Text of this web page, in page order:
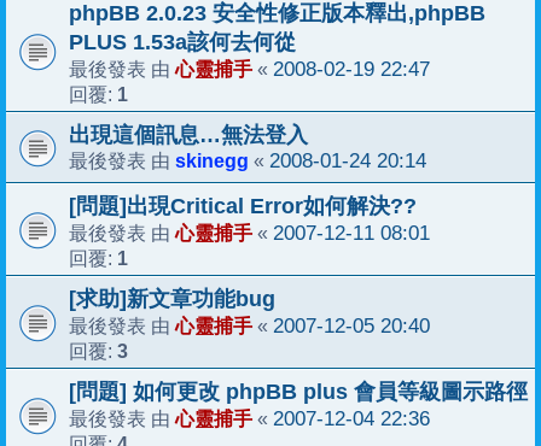
phpBB 2.0.23 安全性修正版本釋出,phpBB
PLUS 1.53a該何去何從
最後發表 由心靈捕手 « 2008-02-19 22:47
回覆: 1
出現這個訊息…無法登入
最後發表 由 skinegg « 2008-01-24 20:14
[問題]出現Critical Error如何解決??
最後發表 由心靈捕手 « 2007-12-11 08:01
回覆: 1
[求助]新文章功能bug
最後發表 由心靈捕手 « 2007-12-05 20:40
回覆: 3
[問題] 如何更改 phpBB plus 會員等級圖示路徑
最後發表 由心靈捕手 « 2007-12-04 22:36